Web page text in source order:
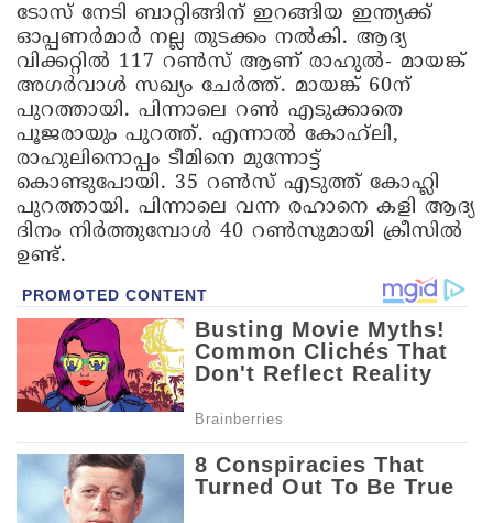
ടോസ് നേടി ബാറ്റിങ്ങിന് ഇറങ്ങിയ ഇന്ത്യക്ക്
ഓപ്പണർമാർ നല്ല തുടക്കം നൽകി. ആദ്യ
വിക്കറ്റിൽ 117 റൺസ് ആണ് രാഹുൽ- മായങ്ക്
അഗർവാൾ സഖ്യം ചേർത്ത്. മായങ്ക് 60ന്
പുറത്തായി. പിന്നാലെ റൺ എടുക്കാതെ
പൂജരായും പുറത്ത്. എന്നാൽ കോഹ്‌ലി,
രാഹുലിനൊപ്പം ടീമിനെ മുന്നോട്ട്
കൊണ്ടുപോയി. 35 റൺസ് എടുത്ത് കോഹ്ലി
പുറത്തായി. പിന്നാലെ വന്ന രഹാനെ കളി ആദ്യ
ദിനം നിർത്തുമ്പോൾ 40 റൺസുമായി ക്രീസിൽ
ഉണ്ട്.